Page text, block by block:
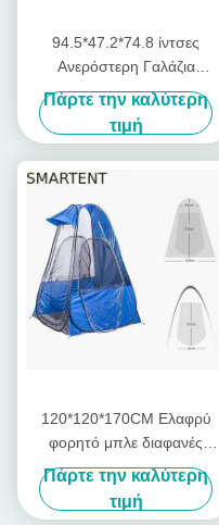
94.5*47.2*74.8 ίντσες
Ανερόστερη Γαλάζια
Πολυέστερ 190T
Αναδυόμενες σκηνές
ιδιωτικής ζωής με πλήρη
κάλυψη και άμεση ρύθμιση
Πάρτε την καλύτερη
τιμή
120*120*170CM Ελαφρύ
φορητό μπλε διαφανές
αδιάβροχο πολυεστέρα Pop
Up αθλητικές σκηνές
Πάρτε την καλύτερη
τιμή